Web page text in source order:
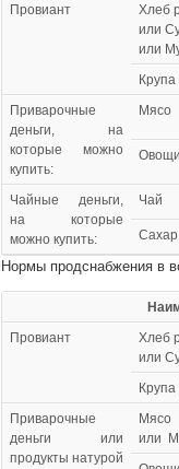
Провиант
Хлеб
или
или
Приварочные
деньги, на
которые можно
купить:
Мясо
Чайные деньги,
на которые
можно купить:
Чай
Сахар
Нормы продснабжения в
Провиант
Хлеб
или
Приварочные
деньги или
продукты натурой
Мясо
или